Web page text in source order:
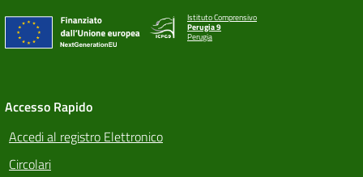
Istituto Comprensivo
Perugia 9
Perugia
Accesso Rapido
Accedi al registro Elettronico
Circolari